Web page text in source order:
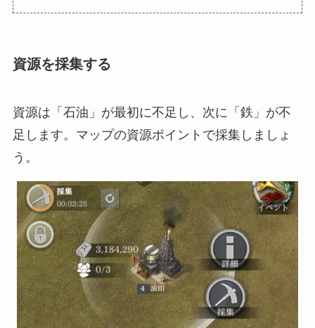
資源を採集する
資源は「石油」が最初に不足し、次に「鉄」が不
足します。マップの資源ポイントで採集しましょ
う。